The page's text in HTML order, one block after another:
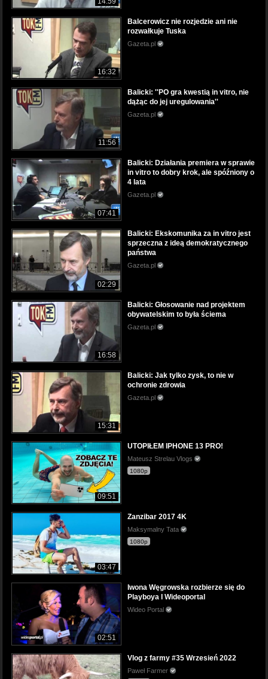
16:32
Balcerowicz nie rozjedzie ani nie
rozwałkuje Tuska
Gazeta.pl
11:56
Balicki: ''PO gra kwestią in vitro, nie
dążąc do jej uregulowania''
Gazeta.pl
07:41
Balicki: Działania premiera w sprawie
in vitro to dobry krok, ale spóźniony o
4 lata
Gazeta.pl
02:29
Balicki: Ekskomunika za in vitro jest
sprzeczna z ideą demokratycznego
państwa
Gazeta.pl
16:58
Balicki: Głosowanie nad projektem
obywatelskim to była ściema
Gazeta.pl
15:31
Balicki: Jak tylko zysk, to nie w
ochronie zdrowia
Gazeta.pl
09:51
UTOPIŁEM IPHONE 13 PRO!
Mateusz Strelau Vlogs
1080p
03:47
Zanzibar 2017 4K
Maksymalny Tata
1080p
02:51
Iwona Węgrowska rozbierze się do
Playboya I Wideoportal
Wideo Portal
Vlog z farmy #35 Wrzesień 2022
Paweł Farmer